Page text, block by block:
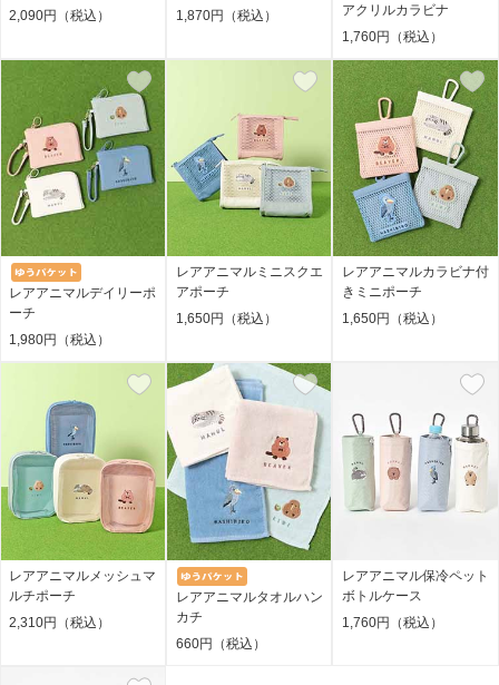
2,090円（税込）
1,870円（税込）
アクリルカラビナ
1,760円（税込）
レアアニマルデイリーポ
ーチ
1,980円（税込）
レアアニマルミニスクエ
アポーチ
1,650円（税込）
レアアニマルカラビナ付
きミニポーチ
1,650円（税込）
レアアニマルメッシュマ
ルチポーチ
2,310円（税込）
レアアニマルタオルハン
カチ
660円（税込）
レアアニマル保冷ペット
ボトルケース
1,760円（税込）